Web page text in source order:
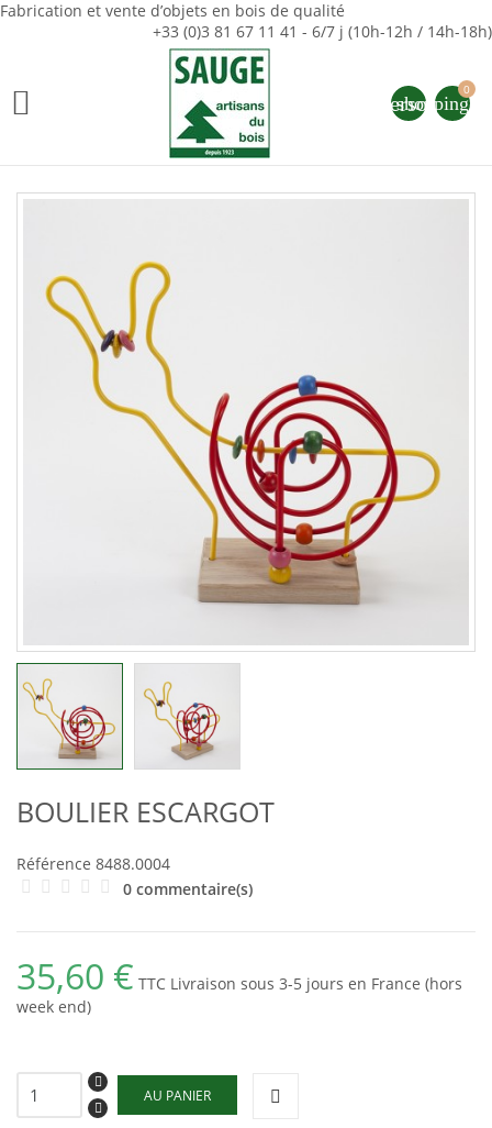
Fabrication et vente d’objets en bois de qualité
+33 (0)3 81 67 11 41 - 6/7 j (10h-12h / 14h-18h)
 person
0
BOULIER ESCARGOT
Référence 8488.0004
0 commentaire(s)
35,60 € TTC Livraison sous 3-5 jours en France (hors
week end)
AU PANIER